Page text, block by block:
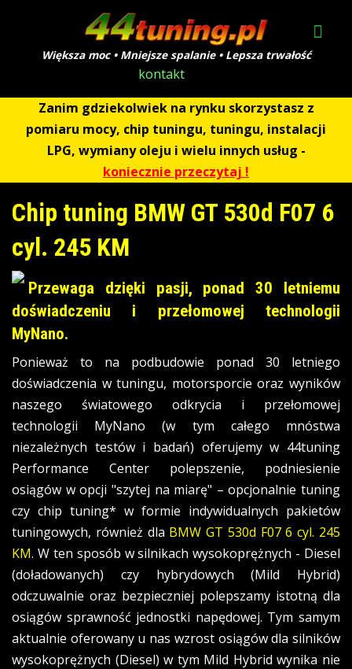
Większa moc • Mniejsze spalanie • Lepsza trwałość
kontakt
Zanim gdziekolwiek na rynku skorzystasz z
pomiaru mocy, chip tuningu, tuningu, instalacji
LPG, wymiany oleju i wielu innych usług -
koniecznie przeczytaj !
Chip tuning BMW GT 530d F07 6
cyl. 245 KM
Przewaga dzięki pasji, ponad 30 letniemu
doświadczeniu i przełomowej technologii
MyNano.
Ponieważ to na podbudowie ponad 30 letniego
doświadczenia w tuningu, motorsporcie oraz wyników
naszego światowego odkrycia i przełomowej
technologii MyNano (w tym całego mnóstwa
niezależnych testów i badań) oferujemy w 44tuning
Performance Center polepszenie, podniesienie
osiągów w opcji "szytej na miarę" – opcjonalnie tuning
czy chip tuning* w formie indywidualnych pakietów
tuningowych, również dla BMW GT 530d F07 6 cyl. 245
KM. W ten sposób w silnikach wysokoprężnych - Diesel
(doładowanych) czy hybrydowych (Mild Hybrid)
odczuwalnie oraz bezpieczniej polepszamy istotną dla
osiągów sprawność jednostki napędowej. Tym samym
aktualnie oferowany u nas wzrost osiągów dla silników
wysokoprężnych (Diesel) w tym Mild Hybrid wynika nie